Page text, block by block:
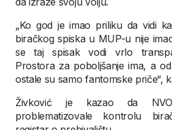
„Ko god je imao priliku da vidi
biračkog spiska u MUP-u nije
se taj spisak vodi vrlo
Prostora za poboljšanje ima, a
ostale su samo fantomske priče“,
Živković je kazao da
problematizovale kontrolu